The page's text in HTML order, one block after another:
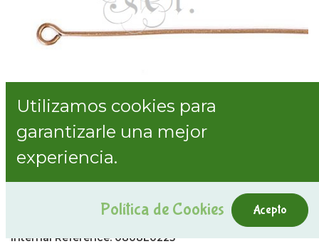
Aguja Ojal Ø 0.7*50 Mm. 25 U.
Dorado Antiguo
Internal Reference:0808E0225
Utilizamos cookies para
garantizarle una mejor
experiencia.
Política de Cookies Acepto